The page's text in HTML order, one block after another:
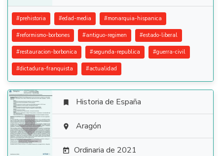
#prehistoria #edad-media #monarquia-hispanica
#reformismo-borbones #antiguo-regimen #estado-liberal
#restauracion-borbonica #segunda-republica #guerra-civil
#dictadura-franquista #actualidad

 Historia de España
 Aragón
 Ordinaria de 2021